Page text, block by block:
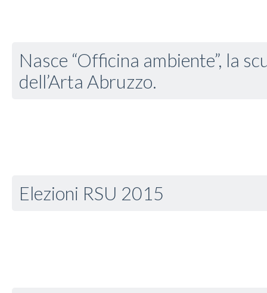
Nasce “Officina ambiente”, la
dell’Arta Abruzzo.
Elezioni RSU 2015